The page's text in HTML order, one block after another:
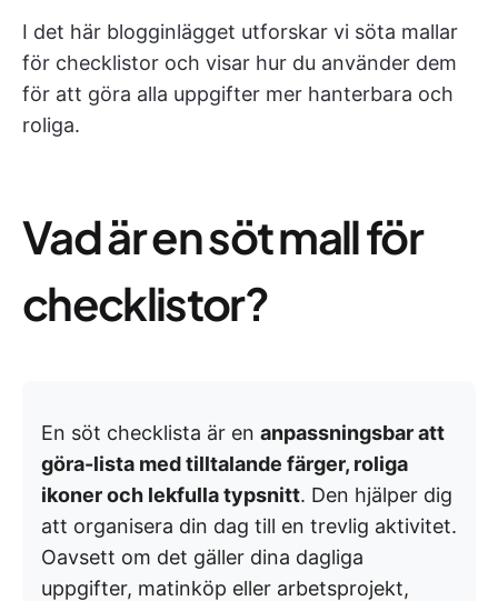
I det här blogginlägget utforskar vi söta mallar
för checklistor och visar hur du använder dem
för att göra alla uppgifter mer hanterbara och
roliga.
Vad är en söt mall för
checklistor?
En söt checklista är en anpassningsbar att
göra-lista med tilltalande färger, roliga
ikoner och lekfulla typsnitt. Den hjälper dig
att organisera din dag till en trevlig aktivitet.
Oavsett om det gäller dina dagliga
uppgifter, matinköp eller arbetsprojekt,